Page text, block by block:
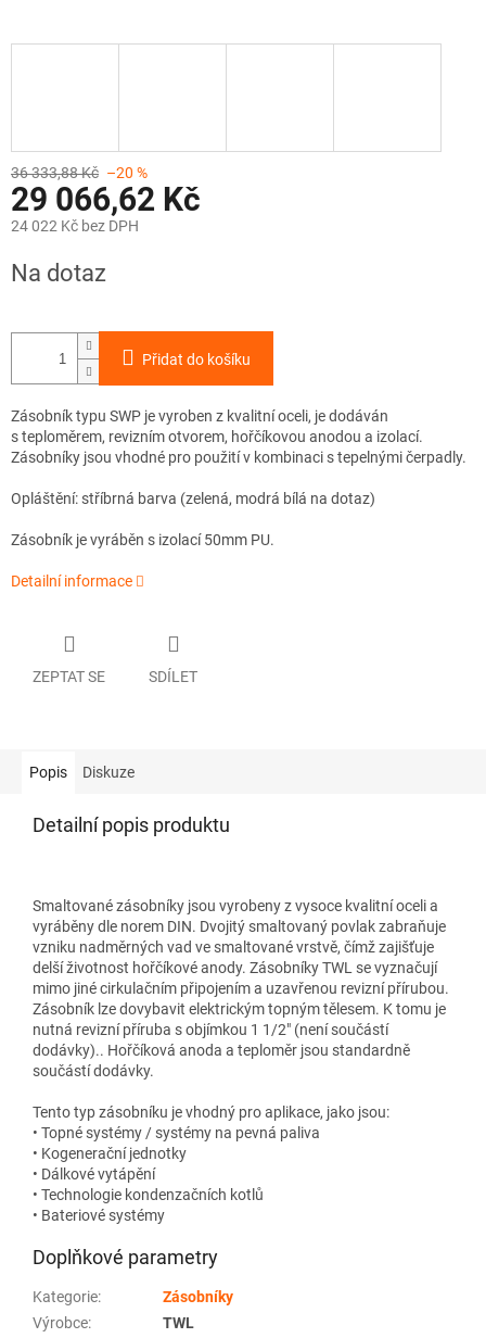
36 333,88 Kč –20 %
29 066,62 Kč
24 022 Kč bez DPH
cena:
Na dotaz
Přidat do košíku
Zásobník typu SWP je vyroben z kvalitní oceli, je dodáván
s teploměrem, revizním otvorem, hořčíkovou anodou a izolací.
Zásobníky jsou vhodné pro použití v kombinaci s tepelnými čerpadly.
Opláštění: stříbrná barva (zelená, modrá bílá na dotaz)
Zásobník je vyráběn s izolací 50mm PU.
Detailní informace
ZEPTAT SE SDÍLET
Popis Diskuze
Detailní popis produktu
Smaltované zásobníky jsou vyrobeny z vysoce kvalitní oceli a
vyráběny dle norem DIN. Dvojitý smaltovaný povlak zabraňuje
vzniku nadměrných vad ve smaltované vrstvě, čímž zajišťuje
delší životnost hořčíkové anody. Zásobníky TWL se vyznačují
mimo jiné cirkulačním připojením a uzavřenou revizní přírubou.
Zásobník lze dovybavit elektrickým topným tělesem. K tomu je
nutná revizní příruba s objímkou ​​1 1/2" (není součástí
dodávky).. Hořčíková anoda a teploměr jsou standardně
součástí dodávky.
Tento typ zásobníku je vhodný pro aplikace, jako jsou:
• Topné systémy / systémy na pevná paliva
• Kogenerační jednotky
• Dálkové vytápění
• Technologie kondenzačních kotlů
• Bateriové systémy
Doplňkové parametry
Kategorie:
Zásobníky
Výrobce:
TWL